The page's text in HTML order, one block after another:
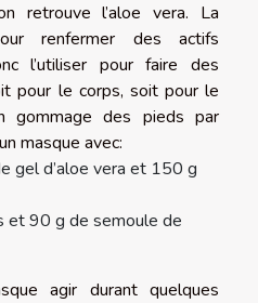
retrouve l’aloe vera. La
renfermer des actifs
l’utiliser pour faire des
pour le corps, soit pour le
gommage des pieds par
masque avec:
gel d’aloe vera et 150 g
et 90 g de semoule de
agir durant quelques